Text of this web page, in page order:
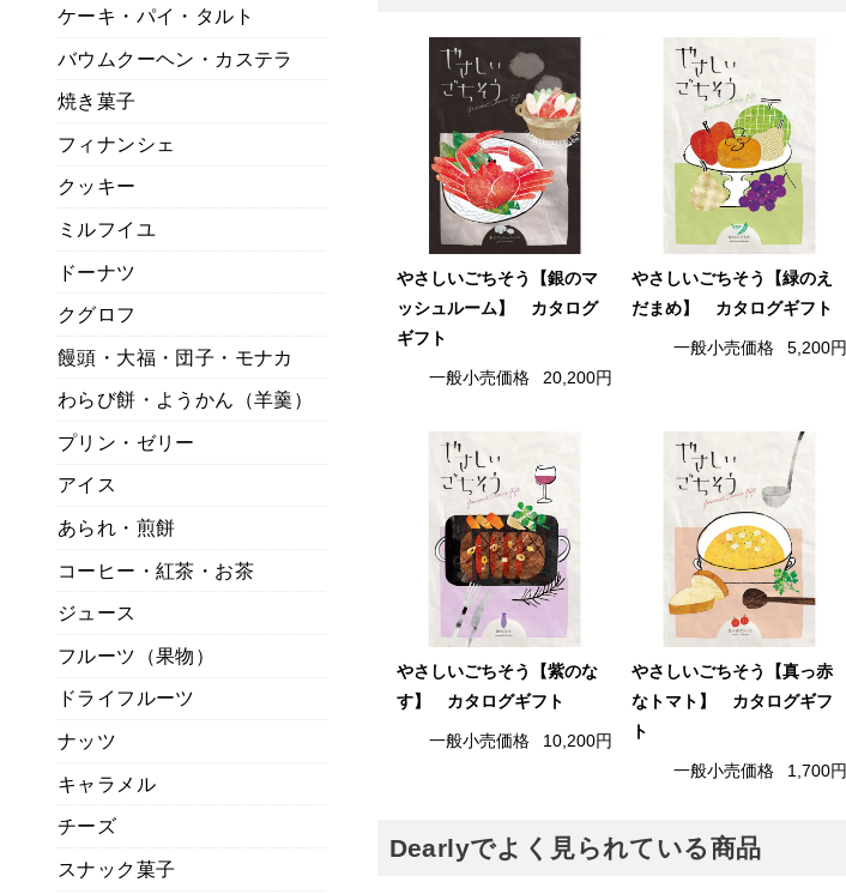
やさしいごちそう【銀のマ
ッシュルーム】 カタログ
ギフト
一般小売価格 20,200円
やさしいごちそう【緑のえ
だまめ】 カタログギフト
一般小売価格 5,200円
やさしいごちそう【紫のな
す】 カタログギフト
一般小売価格 10,200円
やさしいごちそう【真っ赤
なトマト】 カタログギフ
ト
一般小売価格 1,700円
Dearlyでよく見られている商品
ケーキ・パイ・タルト
バウムクーヘン・カステラ
焼き菓子
フィナンシェ
クッキー
ミルフイユ
ドーナツ
クグロフ
饅頭・大福・団子・モナカ
わらび餅・ようかん（羊羹）
プリン・ゼリー
アイス
あられ・煎餅
コーヒー・紅茶・お茶
ジュース
フルーツ（果物）
ドライフルーツ
ナッツ
キャラメル
チーズ
スナック菓子